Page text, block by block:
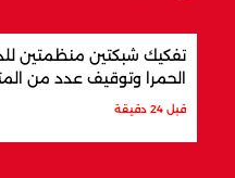
تفكيك شبكتين منظمتين
الحمرا وتوقيف عدد من
قبل 24 دقيقة